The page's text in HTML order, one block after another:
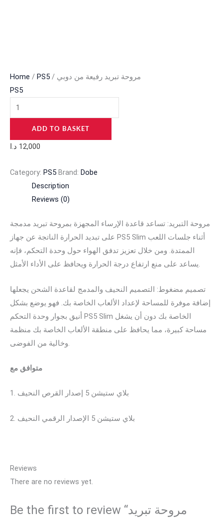
Home / PS5
/ مروحة تبريد رفيعة من دوبي
PS5
ADD TO BASKET
12,000 د.ا
Category: PS5 Brand: Dobe
Description
Reviews (0)
مروحة التبريد: تساعد قاعدة الإرساء المجهزة بمروحة تبريد مدمجة
على تبديد الحرارة الناتجة عن جهاز PS5 Slim أثناء جلسات اللعب
الممتدة. ومن خلال تعزيز تدفق الهواء حول وحدة التحكم، فإنه
يساعد على منع ارتفاع درجة الحرارة ويحافظ على الأداء الأمثل.
تصميم مضغوط: التصميم النحيف والمدمج لقاعدة الشحن يجعلها
إضافة موفرة للمساحة لإعداد الألعاب الخاصة بك. فهو يوضع بشكل
أنيق بجوار وحدة التحكم PS5 Slim الخاصة بك دون أن يشغل
مساحة كبيرة، مما يحافظ على منطقة الألعاب الخاصة بك منظمة
وخالية من الفوضى.
متوافق مع
1. بلاي ستيشن 5 إصدار القرص النحيف
2. بلاي ستيشن 5 الإصدار الرقمي النحيف
Reviews
There are no reviews yet.
Be the first to review “مروحة تبريد